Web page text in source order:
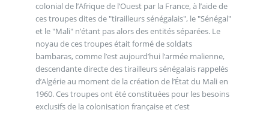
colonial de l’Afrique de l’Ouest par la France, à l’aide de
ces troupes dites de "tirailleurs sénégalais", le "Sénégal"
et le "Mali" n’étant pas alors des entités séparées. Le
noyau de ces troupes était formé de soldats
bambaras, comme l’est aujourd’hui l’armée malienne,
descendante directe des tirailleurs sénégalais rappelés
d’Algérie au moment de la création de l’État du Mali en
1960. Ces troupes ont été constituées pour les besoins
exclusifs de la colonisation française et c’est